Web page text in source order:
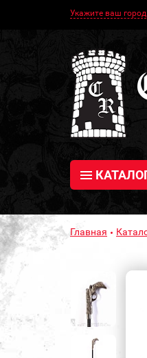
Укажите ваш город
Главная